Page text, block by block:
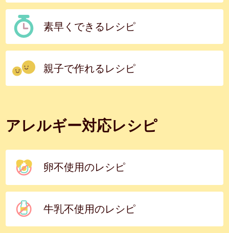
素早くできるレシピ
親子で作れるレシピ
アレルギー対応レシピ
卵不使用のレシピ
牛乳不使用のレシピ